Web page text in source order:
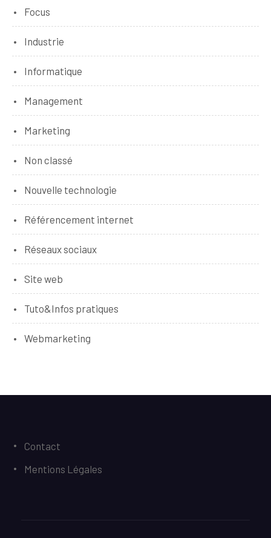
Focus
Industrie
Informatique
Management
Marketing
Non classé
Nouvelle technologie
Référencement internet
Réseaux sociaux
Site web
Tuto&Infos pratiques
Webmarketing
Contact
Mentions Légales